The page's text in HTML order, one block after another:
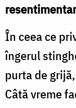
În ceea ce
îngerul
purta de
Câtă vreme